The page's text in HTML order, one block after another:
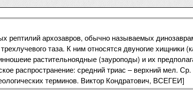
рептилий архозавров, обычно называемых
таза. К ним относятся двуногие хищники
растительноядные (зауроподы) и их
распространение: средний триас – верхний мел. Ср.
терминов. Виктор Кондратович, ВСЕГЕИ]